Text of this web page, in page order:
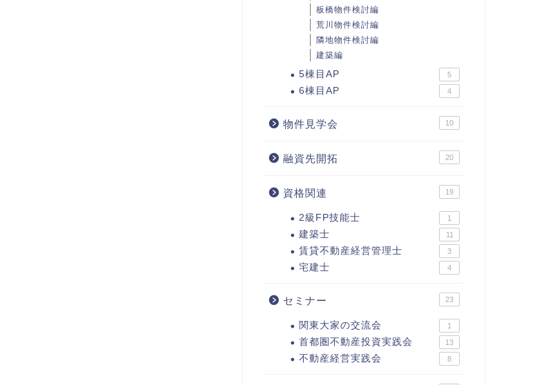
板橋物件検討編
荒川物件検討編
隣地物件検討編
建築編
5棟目AP 5
6棟目AP 4
物件見学会 10
融資先開拓 20
資格関連 19
2級FP技能士 1
建築士 11
賃貸不動産経営管理士 3
宅建士 4
セミナー 23
関東大家の交流会 1
首都圏不動産投資実践会 13
不動産経営実践会 8